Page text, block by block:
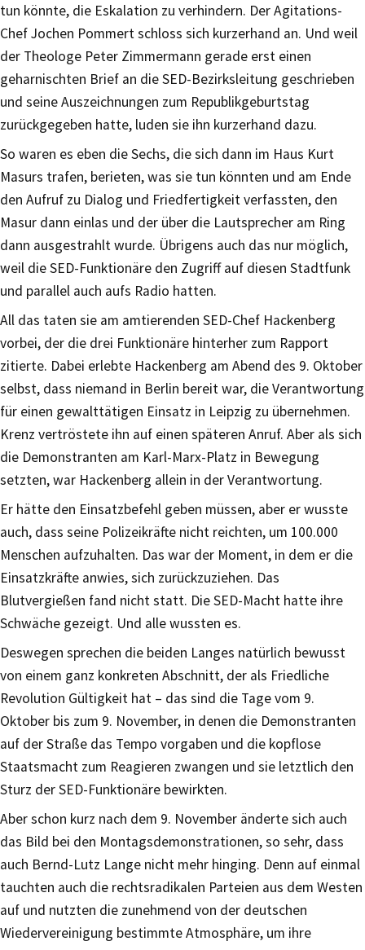
tun könnte, die Eskalation zu verhindern. Der Agitations-
Chef Jochen Pommert schloss sich kurzerhand an. Und weil
der Theologe Peter Zimmermann gerade erst einen
geharnischten Brief an die SED-Bezirksleitung geschrieben
und seine Auszeichnungen zum Republikgeburtstag
zurückgegeben hatte, luden sie ihn kurzerhand dazu.
So waren es eben die Sechs, die sich dann im Haus Kurt
Masurs trafen, berieten, was sie tun könnten und am Ende
den Aufruf zu Dialog und Friedfertigkeit verfassten, den
Masur dann einlas und der über die Lautsprecher am Ring
dann ausgestrahlt wurde. Übrigens auch das nur möglich,
weil die SED-Funktionäre den Zugriff auf diesen Stadtfunk
und parallel auch aufs Radio hatten.
All das taten sie am amtierenden SED-Chef Hackenberg
vorbei, der die drei Funktionäre hinterher zum Rapport
zitierte. Dabei erlebte Hackenberg am Abend des 9. Oktober
selbst, dass niemand in Berlin bereit war, die Verantwortung
für einen gewalttätigen Einsatz in Leipzig zu übernehmen.
Krenz vertröstete ihn auf einen späteren Anruf. Aber als sich
die Demonstranten am Karl-Marx-Platz in Bewegung
setzten, war Hackenberg allein in der Verantwortung.
Er hätte den Einsatzbefehl geben müssen, aber er wusste
auch, dass seine Polizeikräfte nicht reichten, um 100.000
Menschen aufzuhalten. Das war der Moment, in dem er die
Einsatzkräfte anwies, sich zurückzuziehen. Das
Blutvergießen fand nicht statt. Die SED-Macht hatte ihre
Schwäche gezeigt. Und alle wussten es.
Deswegen sprechen die beiden Langes natürlich bewusst
von einem ganz konkreten Abschnitt, der als Friedliche
Revolution Gültigkeit hat – das sind die Tage vom 9.
Oktober bis zum 9. November, in denen die Demonstranten
auf der Straße das Tempo vorgaben und die kopflose
Staatsmacht zum Reagieren zwangen und sie letztlich den
Sturz der SED-Funktionäre bewirkten.
Aber schon kurz nach dem 9. November änderte sich auch
das Bild bei den Montagsdemonstrationen, so sehr, dass
auch Bernd-Lutz Lange nicht mehr hinging. Denn auf einmal
tauchten auch die rechtsradikalen Parteien aus dem Westen
auf und nutzten die zunehmend von der deutschen
Wiedervereinigung bestimmte Atmosphäre, um ihre